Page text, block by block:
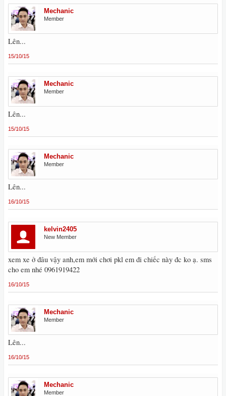
Mechanic
Member
Lên...
15/10/15
Mechanic
Member
Lên...
15/10/15
Mechanic
Member
Lên...
16/10/15
kelvin2405
New Member
xem xe ở đâu vậy anh,em mới chơi pkl em đi chiếc này đc ko ạ. sms
cho em nhé 0961919422
16/10/15
Mechanic
Member
Lên...
16/10/15
Mechanic
Member